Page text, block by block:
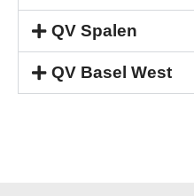
QV Spalen
QV Basel West